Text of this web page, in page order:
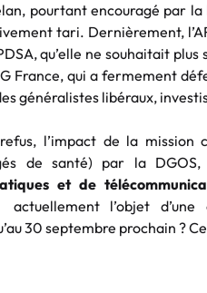
pourtant encouragé par
tari. Dernièrement,
qu’elle ne souhaitait
France, qui a fermement
généralistes libéraux,
l’impact de la mission
de santé) par la
et de
l’objet
30 septembre prochain ?